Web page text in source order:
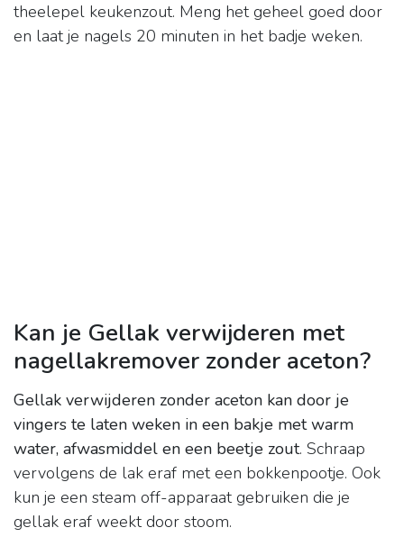
theelepel keukenzout. Meng het geheel goed door
en laat je nagels 20 minuten in het badje weken.
Kan je Gellak verwijderen met
nagellakremover zonder aceton?
Gellak verwijderen zonder aceton kan door je
vingers te laten weken in een bakje met warm
water, afwasmiddel en een beetje zout. Schraap
vervolgens de lak eraf met een bokkenpootje. Ook
kun je een steam off-apparaat gebruiken die je
gellak eraf weekt door stoom.